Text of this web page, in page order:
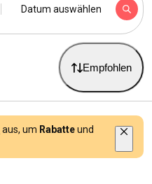
Datum auswählen
Empfohlen
aus, um Rabatteund